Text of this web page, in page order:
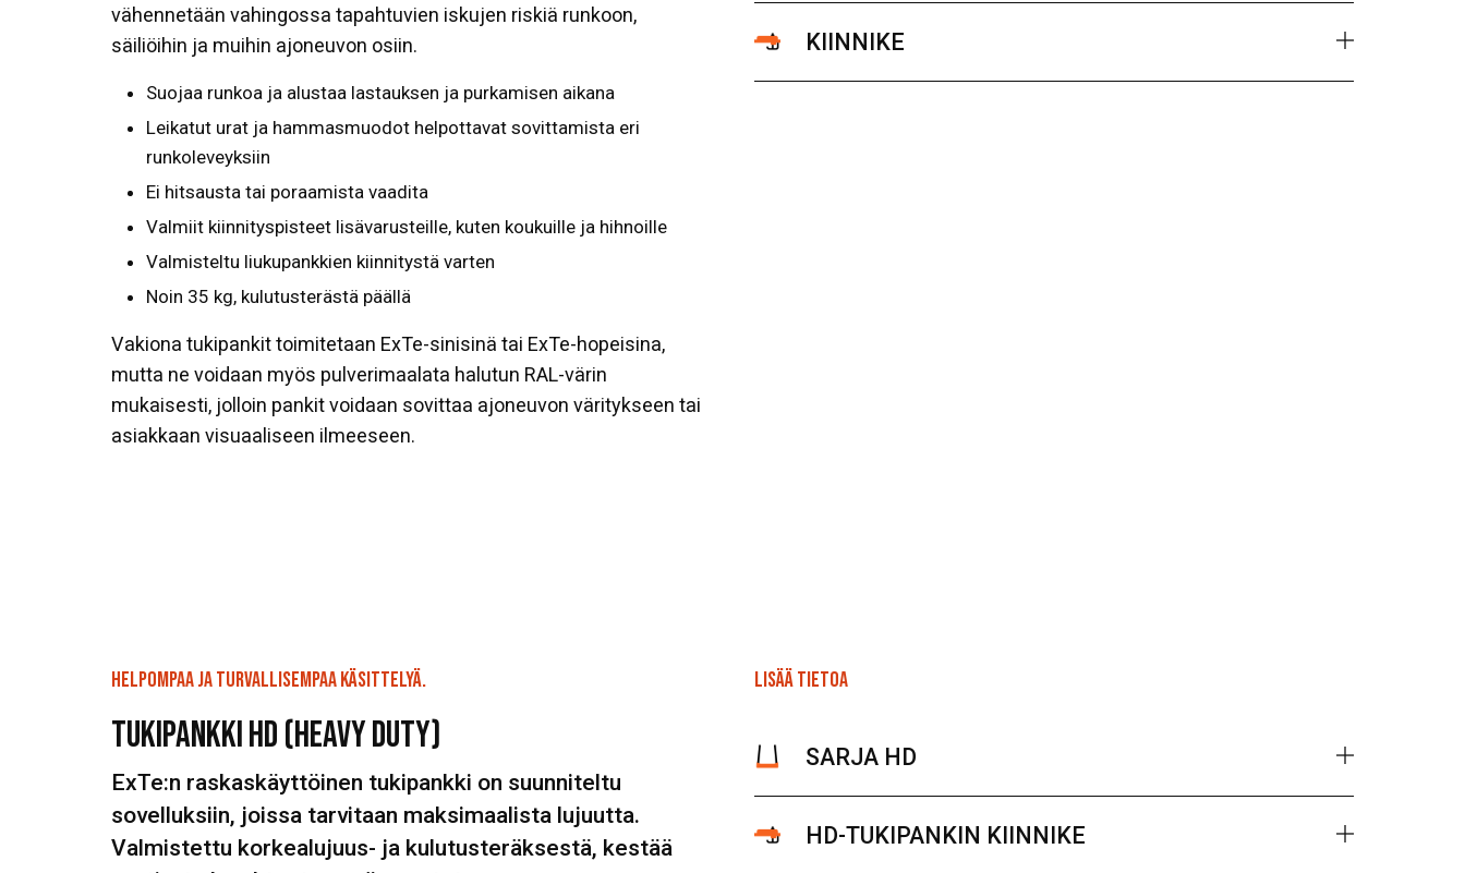
vähennetään vahingossa tapahtuvien iskujen riskiä runkoon,
säiliöihin ja muihin ajoneuvon osiin.
Suojaa runkoa ja alustaa lastauksen ja purkamisen aikana
Leikatut urat ja hammasmuodot helpottavat sovittamista eri
runkoleveyksiin
Ei hitsausta tai poraamista vaadita
Valmiit kiinnityspisteet lisävarusteille, kuten koukuille ja hihnoille
Valmisteltu liukupankkien kiinnitystä varten
Noin 35 kg, kulutusterästä päällä
Vakiona tukipankit toimitetaan ExTe-sinisinä tai ExTe-hopeisina,
mutta ne voidaan myös pulverimaalata halutun RAL-värin
mukaisesti, jolloin pankit voidaan sovittaa ajoneuvon väritykseen tai
asiakkaan visuaaliseen ilmeeseen.
KIINNIKE
HELPOMPAA JA TURVALLISEMPAA KÄSITTELYÄ.
TUKIPANKKI HD (HEAVY DUTY)
ExTe:n raskaskäyttöinen tukipankki on suunniteltu
sovelluksiin, joissa tarvitaan maksimaalista lujuutta.
Valmistettu korkealujuus- ja kulutusteräksestä, kestää
LISÄÄ TIETOA
SARJA HD
HD-TUKIPANKIN KIINNIKE